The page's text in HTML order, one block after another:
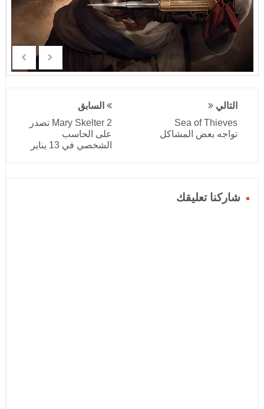
التالي
Sea of Thieves
تواجه بعض المشاكل
السابق
Mary Skelter 2 تصدر
على الحاسب
الشخصي في 13 يناير
شاركنا تعليقك